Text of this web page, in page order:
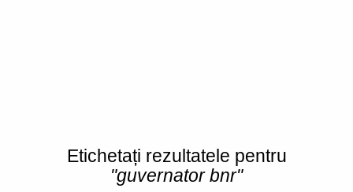
Etichetați rezultatele pentru
"guvernator bnr"